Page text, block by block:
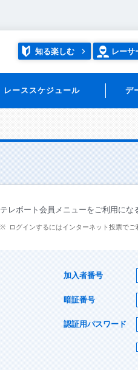
知る楽しむ レーサ
レーススケジュール デ
テレボート会員メニューをご利用にな
ログインするにはインターネット投票で
加入者番号
暗証番号
認証用パスワード